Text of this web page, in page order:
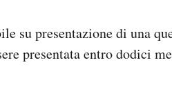
su presentazione di una
presentata entro dodici